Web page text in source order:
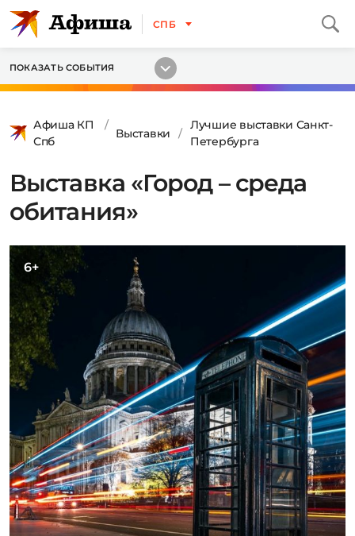
СПБ
ПОКАЗАТЬ СОБЫТИЯ
Афиша КП
Спб
Выставки
Лучшие выставки Санкт-
Петербурга
Выставка «Город – среда
обитания»
6+